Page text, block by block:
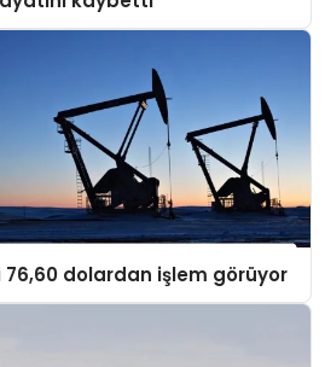
dolardan işlem görüyor